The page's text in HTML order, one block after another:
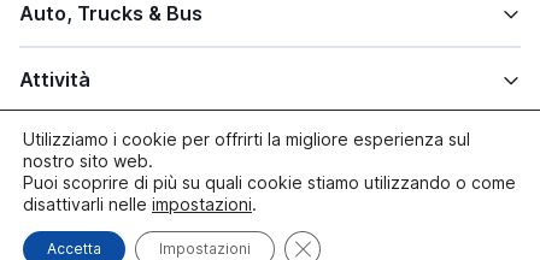
Auto, Trucks & Bus
Attività
Altre info
© copyright 2005/2026 Federauto | Site by
Utilizziamo i cookie per offrirti la migliore esperienza sul
nostro sito web.
Puoi scoprire di più su quali cookie stiamo utilizzando o come
disattivarli nelle impostazioni.
Accetta Impostazioni Close GDPR Cookie Banner